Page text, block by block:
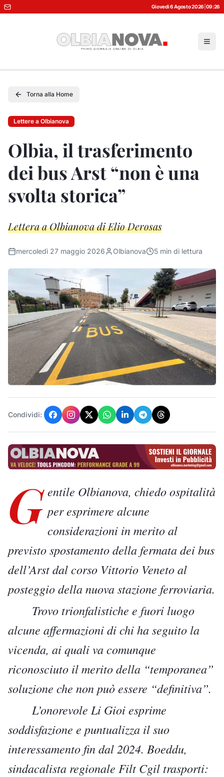
Giovedì 6 Agosto 2026 09:26
Torna alla Home
Lettere a Olbianova
Olbia, il trasferimento
dei bus Arst “non è una
svolta storica”
Lettera a Olbianova di Elio Derosas
mercoledì 27 maggio 2026 Olbianova 5 min di lettura
Condividi:
G entile Olbianova, chiedo ospitalità
per esprimere alcune
considerazioni in merito al
previsto spostamento della fermata dei bus
dell’Arst dal corso Vittorio Veneto al
posteggio della nuova stazione ferroviaria.
Trovo trionfalistiche e fuori luogo
alcune affermazioni di chi ha seguito la
vicenda, ai quali va comunque
riconosciuto il merito della “temporanea”
soluzione che non può essere “definitiva”.
L’onorevole Li Gioi esprime
soddisfazione e puntualizza il suo
interessamento fin dal 2024. Boeddu,
sindacalista regionale Filt Cgil trasporti: